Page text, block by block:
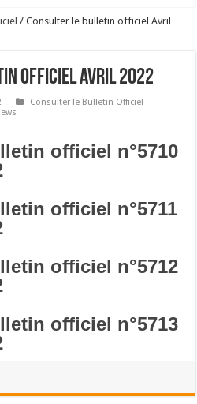
/ Consulter le bulletin officiel Avril
officiel Avril 2022
Consulter le Bulletin Officiel
officiel n°5710
officiel n°5711
officiel n°5712
officiel n°5713